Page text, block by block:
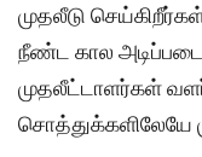
முதலீடு
நீண்ட கால
முதலீட்டாளர்கள்
சொத்துக்களிலேயே